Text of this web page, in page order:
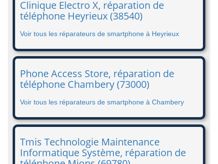
Clinique Electro X, réparation de
téléphone Heyrieux (38540)
Voir tous les réparateurs de smartphone à Heyrieux
Phone Access Store, réparation de
téléphone Chambery (73000)
Voir tous les réparateurs de smartphone à Chambery
Tmis Technologie Maintenance
Informatique Système, réparation de